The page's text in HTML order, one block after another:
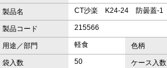
製品名 CT沙楽 K24-24 防曇蓋-1
製品コード 215566
用途／部門 軽食 色柄
袋入数 50 ケース入数